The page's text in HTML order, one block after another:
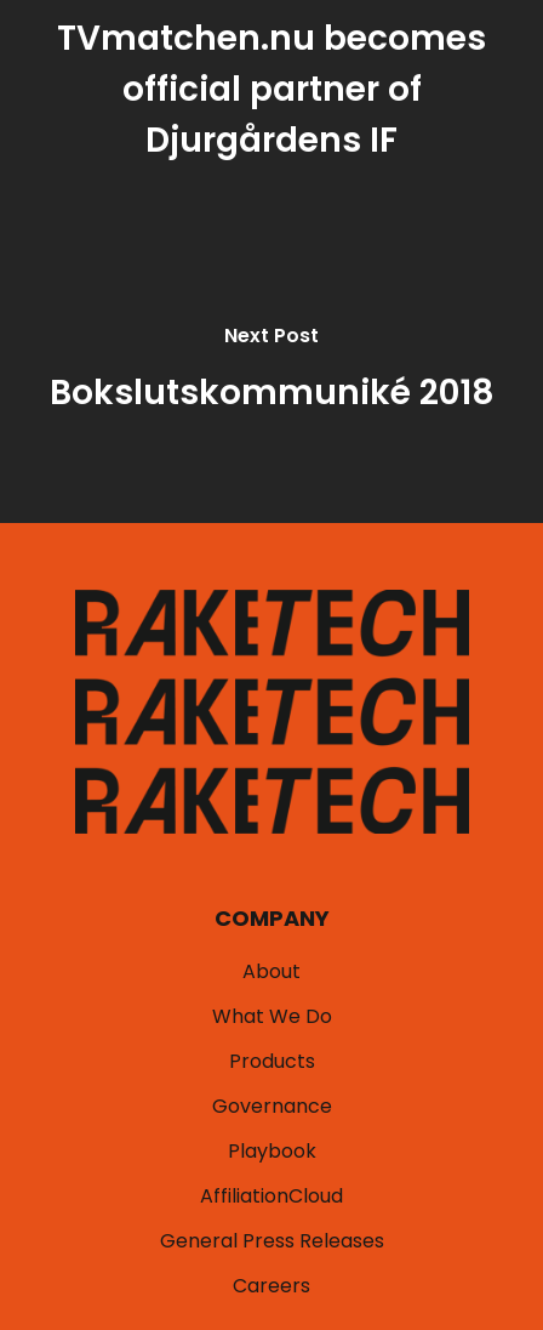
TVmatchen.nu becomes
official partner of
Djurgårdens IF
Next Post
Bokslutskommuniké 2018
COMPANY
About
What We Do
Products
Governance
Playbook
AffiliationCloud
General Press Releases
Careers